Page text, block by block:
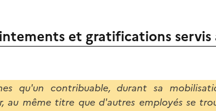
et gratifications servis
qu'un contribuable, durant sa
au même titre que d'autres employés se